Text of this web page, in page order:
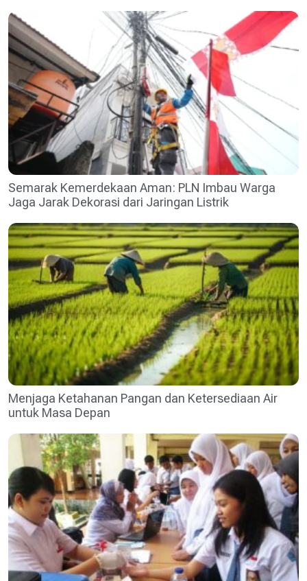
Semarak Kemerdekaan Aman: PLN Imbau Warga
Jaga Jarak Dekorasi dari Jaringan Listrik
Menjaga Ketahanan Pangan dan Ketersediaan Air
untuk Masa Depan